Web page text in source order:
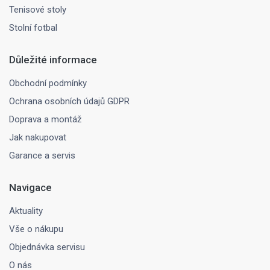
Tenisové stoly
Stolní fotbal
Důležité informace
Obchodní podmínky
Ochrana osobních údajů GDPR
Doprava a montáž
Jak nakupovat
Garance a servis
Navigace
Aktuality
Vše o nákupu
Objednávka servisu
O nás